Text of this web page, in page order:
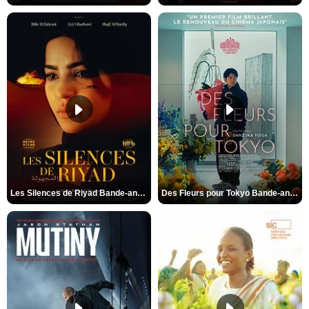
Les Silences de Riyad Bande-annonce VO STFR Des Fleurs pour Tokyo Bande-annonce VO STFR